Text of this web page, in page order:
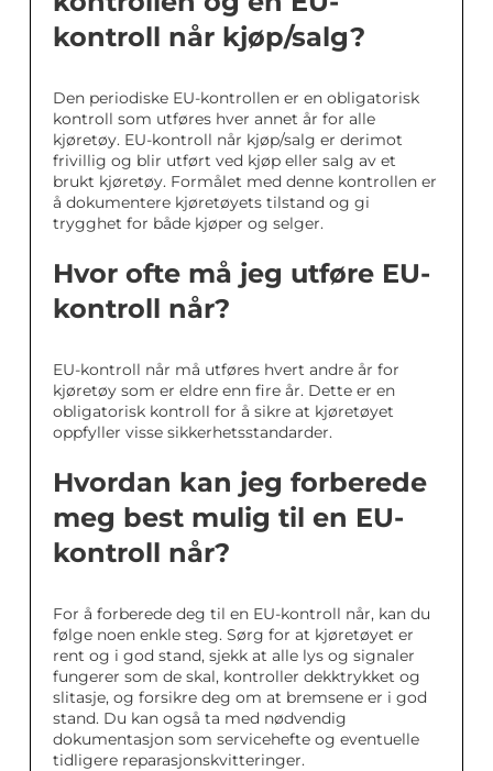
kontroll når kjøp/salg?
Den periodiske EU-kontrollen er en obligatorisk
kontroll som utføres hver annet år for alle
kjøretøy. EU-kontroll når kjøp/salg er derimot
frivillig og blir utført ved kjøp eller salg av et
brukt kjøretøy. Formålet med denne kontrollen er
å dokumentere kjøretøyets tilstand og gi
trygghet for både kjøper og selger.
Hvor ofte må jeg utføre EU-
kontroll når?
EU-kontroll når må utføres hvert andre år for
kjøretøy som er eldre enn fire år. Dette er en
obligatorisk kontroll for å sikre at kjøretøyet
oppfyller visse sikkerhetsstandarder.
Hvordan kan jeg forberede
meg best mulig til en EU-
kontroll når?
For å forberede deg til en EU-kontroll når, kan du
følge noen enkle steg. Sørg for at kjøretøyet er
rent og i god stand, sjekk at alle lys og signaler
fungerer som de skal, kontroller dekktrykket og
slitasje, og forsikre deg om at bremsene er i god
stand. Du kan også ta med nødvendig
dokumentasjon som servicehefte og eventuelle
tidligere reparasjonskvitteringer.